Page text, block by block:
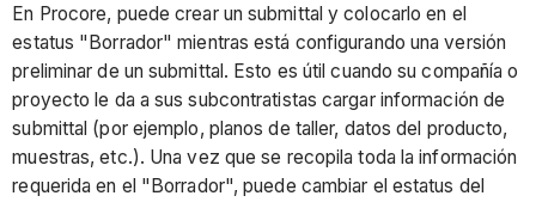
En Procore, puede crear un submittal y colocarlo en el
estatus "Borrador" mientras está configurando una versión
preliminar de un submittal. Esto es útil cuando su compañía o
proyecto le da a sus subcontratistas cargar información de
submittal (por ejemplo, planos de taller, datos del producto,
muestras, etc.). Una vez que se recopila toda la información
requerida en el "Borrador", puede cambiar el estatus del